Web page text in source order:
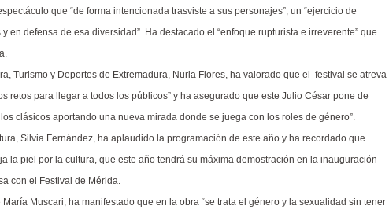
que “de forma intencionada trasviste a sus personajes”, un “ejercicio de
en defensa de esa diversidad”. Ha destacado el “enfoque rupturista e irreverente” que
Turismo y Deportes de Extremadura, Nuria Flores, ha valorado que el festival se atreva
retos para llegar a todos los públicos” y ha asegurado que este Julio César pone de
clásicos aportando una nueva mirada donde se juega con los roles de género”.
Silvia Fernández, ha aplaudido la programación de este año y ha recordado que
la piel por la cultura, que este año tendrá su máxima demostración en la inauguración
con el Festival de Mérida.
Muscari, ha manifestado que en la obra “se trata el género y la sexualidad sin tener